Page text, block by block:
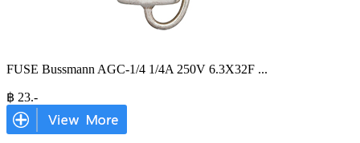
FUSE Bussmann AGC-1/4 1/4A 250V 6.3X32F ...
฿ 23.-